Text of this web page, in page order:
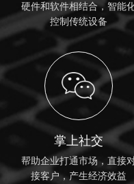
硬件和软件相结合，智能
控制传统设备
掌上社交
帮助企业打通市场，直接
接客户，产生经济效益